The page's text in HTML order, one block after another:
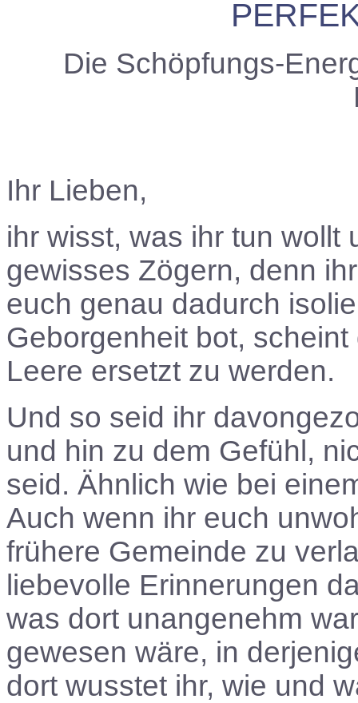
Die Schöpfungs-
Ihr Lieben,
ihr wisst, was ihr tun wollt
gewisses Zögern, denn
euch genau dadurch
Geborgenheit bot,
Leere ersetzt zu werden.
Und so seid ihr
und hin zu dem Gefühl,
seid. Ähnlich wie bei
Auch wenn ihr euch
frühere Gemeinde zu
liebevolle Erinnerungen
was dort unangenehm
gewesen wäre, in
dort wusstet ihr, wie und